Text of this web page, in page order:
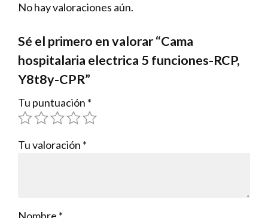
No hay valoraciones aún.
Sé el primero en valorar “Cama
hospitalaria electrica 5 funciones-RCP,
Y8t8y-CPR”
Tu puntuación *
Tu valoración *